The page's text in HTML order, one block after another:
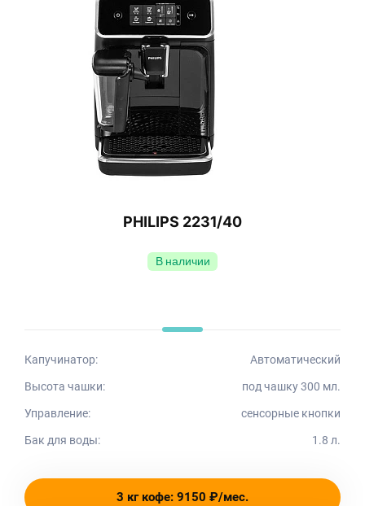
PHILIPS 2231/40
В наличии
Капучинатор: Автоматический
Высота чашки: под чашку 300 мл.
Управление: сенсорные кнопки
Бак для воды: 1.8 л.
3 кг кофе: 9150 ₽/мес.